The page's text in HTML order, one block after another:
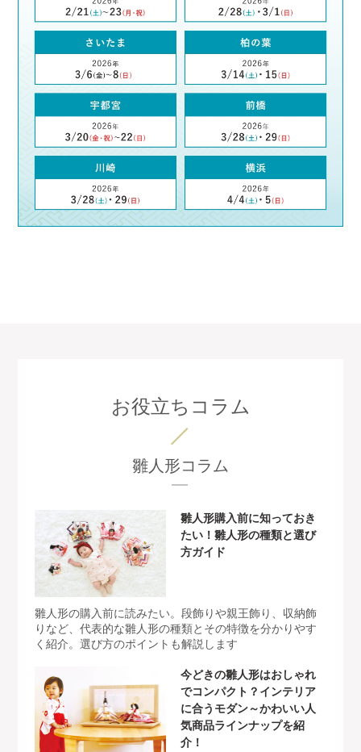
お役立ちコラム
雛人形コラム
雛人形購入前に知っておき
たい！雛人形の種類と選び
方ガイド
雛人形の購入前に読みたい。段飾りや親王飾り、収納飾
りなど、代表的な雛人形の種類とその特徴を分かりやす
く紹介。選び方のポイントも解説します
今どきの雛人形はおしゃれ
でコンパクト？インテリア
に合うモダン～かわいい人
気商品ラインナップを紹
介！